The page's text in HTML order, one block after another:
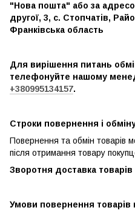
"Нова пошта" або за
другої, 3, с. Стопчатів,
Франківська область
Для вирішення питань
телефонуйте нашому
+380995134157.
Строки повернення і
Повернення та обмін товарів
після отримання товару
Зворотня доставка товарів
Умови повернення товарів